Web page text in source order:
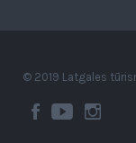
© 2019 Latgales